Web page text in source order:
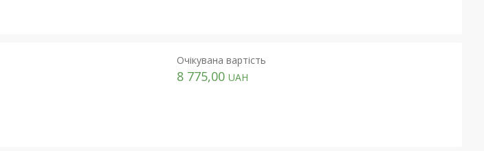
Очікувана вартість
8 775,00 UAH